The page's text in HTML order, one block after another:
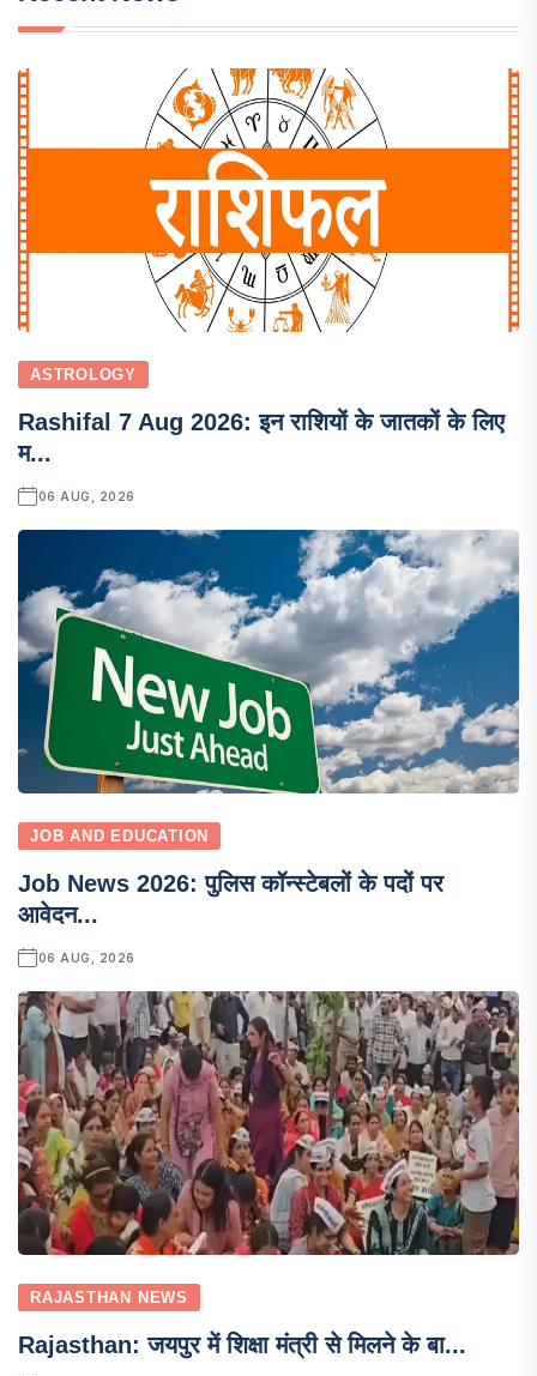
ASTROLOGY
Rashifal 7 Aug 2026: इन राशियों के जातकों के लिए
म...
06 AUG, 2026
JOB AND EDUCATION
Job News 2026: पुलिस कॉन्स्टेबलों के पदों पर
आवेदन...
06 AUG, 2026
RAJASTHAN NEWS
Rajasthan: जयपुर में शिक्षा मंत्री से मिलने के बा...